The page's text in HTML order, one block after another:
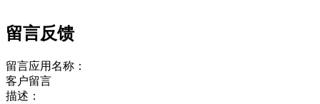
留言反馈
留言应用名称：
客户留言
描述：